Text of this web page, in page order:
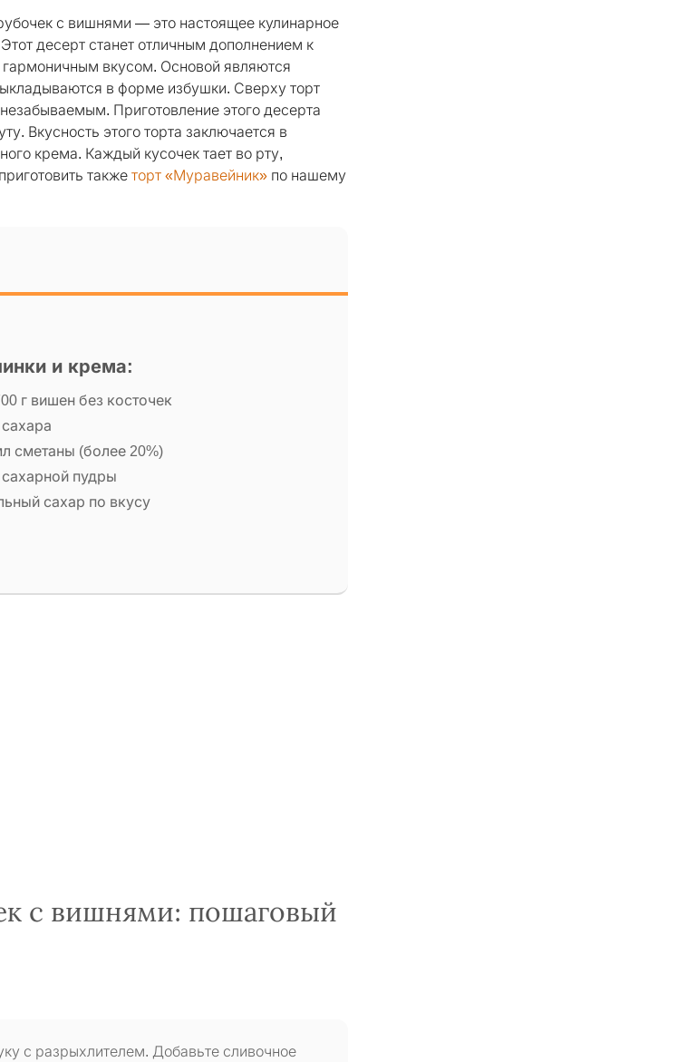
с вишнями — это настоящее кулинарное
десерт станет отличным дополнением к
вкусом. Основой являются
в форме избушки. Сверху торт
Приготовление этого десерта
Вкусность этого торта заключается в
крема. Каждый кусочек тает во рту,
также торт «Муравейник» по нашему
и крема:
г вишен без косточек
сахара
сметаны (более 20%)
сахарной пудры
сахар по вкусу
с вишнями: пошаговый
с разрыхлителем. Добавьте сливочное